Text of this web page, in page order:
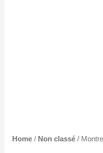
Home / Non classé /